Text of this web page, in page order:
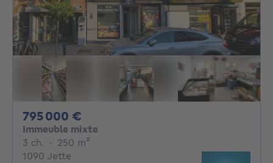
795 000 €
Immeuble mixte
3 ch. 3 chambres
· 250 m²
1090 Jette